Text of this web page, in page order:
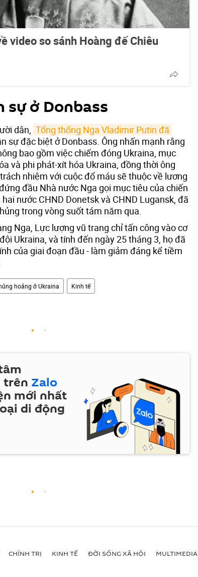
video so sánh Hoàng đế Chiêu
sự ở Donbass
dân, Tổng thống Nga Vladimir Putin đã
sự đặc biệt ở Donbass. Ông nhấn mạnh rằng
bao gồm việc chiếm đóng Ukraina, mục
và phi phát-xít hóa Ukraina, đồng thời ông
nhiệm với cuộc đổ máu sẽ thuộc về lương
đầu Nhà nước Nga gọi mục tiêu của chiến
nước CHND Donetsk và CHND Lugansk, đã
trong vòng suốt tám năm qua.
Nga, Lực lượng vũ trang chỉ tấn công vào cơ
Ukraina, và tính đến ngày 25 tháng 3, họ đã
của giai đoạn đầu - làm giảm đáng kể tiềm
hoảng ở Ukraina Kinh tế
trên Zalo
mới nhất
di động
CHÍNH TRỊ KINH TẾ ĐỜI SỐNG XÃ HỘI MULTIMEDIA